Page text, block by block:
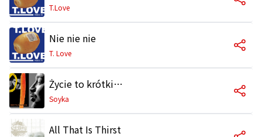
T.Love
Nie nie nie
T. Love
Życie to krótki sen
Soyka
All That Is Thirst